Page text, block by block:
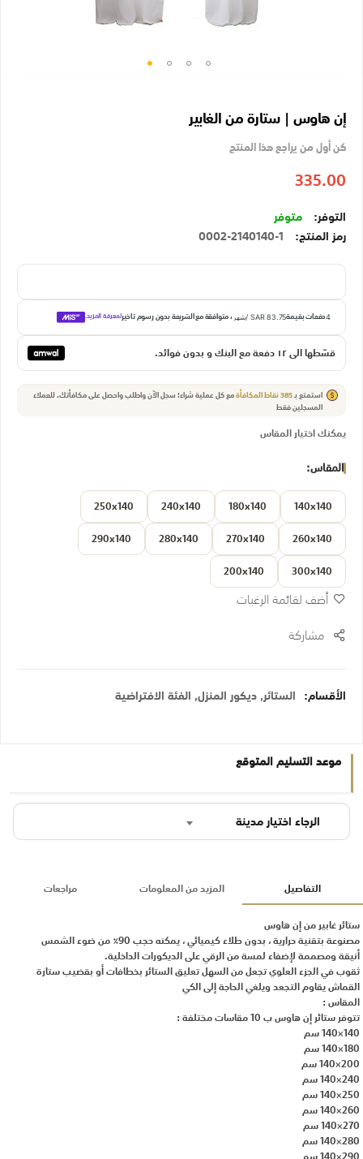
بداية
معرض
إن هاوس | ستارة من الغابير
كن أول من يراجع هذا المنتج
335.00
متوفر
رمز المنتج
0002-2140140-1
قسّطها الي ١٢ دفعة مع البنك و بدون فوائد.
استمتع بـ385نقاط المكافأةمع كل عملية شراء! سجل الآن واطلب واحصل على مكافأتك.للعملاء
المسجلين فقط
يمكنك اختيار المقاس
المقاس
140x140
180x140
240x140
250x140
260x140
270x140
280x140
290x140
300x140
200x140
أضف لقائمة الرغبات
مشاركة
الأقسام: الستائر,ديكور المنزل,الفئة الافتراضية
موعد التسليم المتوقع
الرجاء اختيار مدينة
التفاصيل
ستائر غابير من إن هاوس
مصنوعة بتقنية حرارية ، بدون طلاء كيميائي ، يمكنه حجب 90٪ من ضوء الشمس
أنيقة ومصممة لإضفاء لمسة من الرقي على الديكورات الداخلية.
ثقوب في الجزء العلوي تجعل من السهل تعليق الستائر بخطافات أو بقضيب ستارة
القماش يقاوم التجعد ويلغي الحاجة إلى الكي
المقاس :
تتوفر ستائر إن هاوس ب 10 مقاسات مختلفة :
140×140 سم
180×140 سم
200×140 سم
240×140 سم
250×140 سم
260×140 سم
270×140 سم
280×140 سم
المزيد من المعلومات مراجعات